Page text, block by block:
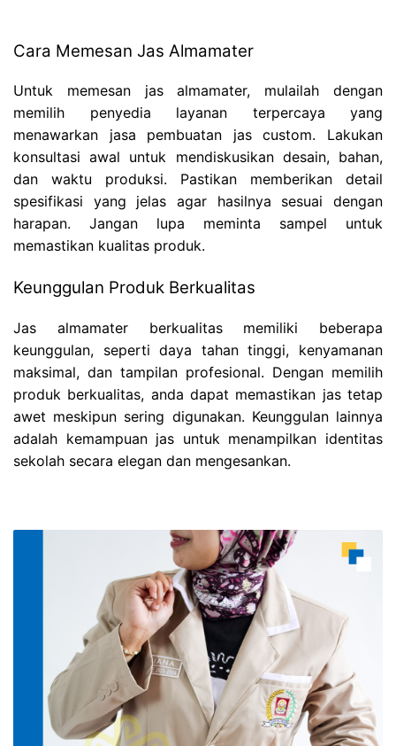
Cara Memesan Jas Almamater
Untuk memesan jas almamater, mulailah dengan
memilih penyedia layanan terpercaya yang
menawarkan jasa pembuatan jas custom. Lakukan
konsultasi awal untuk mendiskusikan desain, bahan,
dan waktu produksi. Pastikan memberikan detail
spesifikasi yang jelas agar hasilnya sesuai dengan
harapan. Jangan lupa meminta sampel untuk
memastikan kualitas produk.
Keunggulan Produk Berkualitas
Jas almamater berkualitas memiliki beberapa
keunggulan, seperti daya tahan tinggi, kenyamanan
maksimal, dan tampilan profesional. Dengan memilih
produk berkualitas, anda dapat memastikan jas tetap
awet meskipun sering digunakan. Keunggulan lainnya
adalah kemampuan jas untuk menampilkan identitas
sekolah secara elegan dan mengesankan.